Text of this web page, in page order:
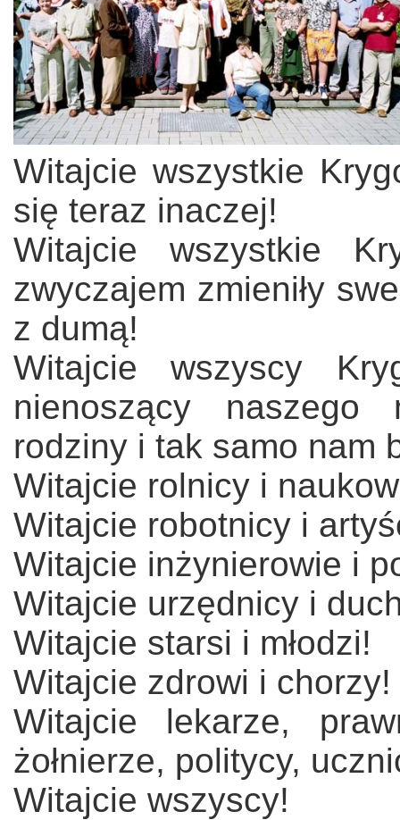
Witajcie wszystkie
się teraz inaczej!
Witajcie wszystkie
zwyczajem zmieniły
z dumą!
Witajcie wszyscy
nienoszący
rodziny i tak samo nam
Witajcie rolnicy i
Witajcie robotnicy i
Witajcie inżynierowie i
Witajcie urzędnicy i
Witajcie starsi i młodzi!
Witajcie zdrowi i chorzy!
Witajcie lekarze,
żołnierze, politycy,
Witajcie wszyscy!